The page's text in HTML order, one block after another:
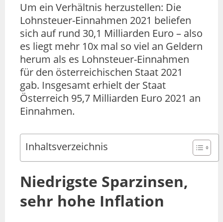
Um ein Verhältnis herzustellen: Die
Lohnsteuer-Einnahmen 2021 beliefen
sich auf rund 30,1 Milliarden Euro – also
es liegt mehr 10x mal so viel an Geldern
herum als es Lohnsteuer-Einnahmen
für den österreichischen Staat 2021
gab. Insgesamt erhielt der Staat
Österreich 95,7 Milliarden Euro 2021 an
Einnahmen.
Inhaltsverzeichnis
Niedrigste Sparzinsen,
sehr hohe Inflation